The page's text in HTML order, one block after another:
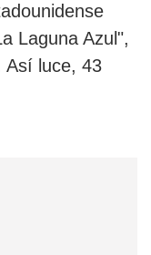
Laguna Azul",
Así luce, 43